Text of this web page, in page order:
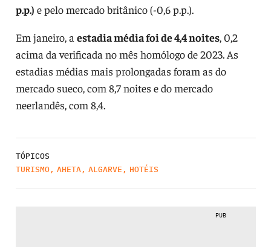
p.p.) e pelo mercado britânico (-0,6 p.p.).
Em janeiro, a estadia média foi de 4,4 noites, 0,2
acima da verificada no mês homólogo de 2023. As
estadias médias mais prolongadas foram as do
mercado sueco, com 8,7 noites e do mercado
neerlandês, com 8,4.
TÓPICOS
TURISMO, AHETA, ALGARVE , HOTÉIS
PUB